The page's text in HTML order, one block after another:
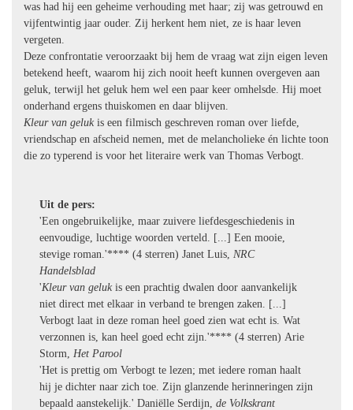
was had hij een geheime verhouding met haar; zij was getrouwd en
vijfentwintig jaar ouder. Zij herkent hem niet, ze is haar leven
vergeten.
Deze confrontatie veroorzaakt bij hem de vraag wat zijn eigen leven
betekend heeft, waarom hij zich nooit heeft kunnen overgeven aan
geluk, terwijl het geluk hem wel een paar keer omhelsde. Hij moet
onderhand ergens thuiskomen en daar blijven.
Kleur van gelukis een filmisch geschreven roman over liefde,
vriendschap en afscheid nemen, met de melancholieke én lichte toon
die zo typerend is voor het literaire werk van Thomas Verbogt.
Uit de pers:
'Een ongebruikelijke, maar zuivere liefdesgeschiedenis in
eenvoudige, luchtige woorden verteld. [...] Een mooie,
stevige roman.'**** (4 sterren) Janet Luis, NRC
Handelsblad
'Kleur van gelukis een prachtig dwalen door aanvankelijk
niet direct met elkaar in verband te brengen zaken. [...]
Verbogt laat in deze roman heel goed zien wat echt is. Wat
verzonnen is, kan heel goed echt zijn.'**** (4 sterren) Arie
Storm, Het Parool
'Het is prettig om Verbogt te lezen; met iedere roman haalt
hij je dichter naar zich toe. Zijn glanzende herinneringen zijn
bepaald aanstekelijk.' Daniëlle Serdijn, de Volkskrant